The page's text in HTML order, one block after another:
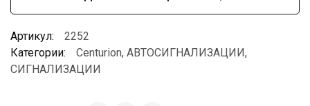
Артикул:
2252
Категории:
Centurion, АВТОСИГНАЛИЗАЦИИ,
СИГНАЛИЗАЦИИ